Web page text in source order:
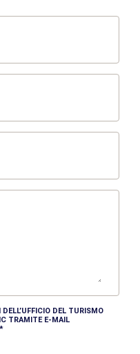
DEL TURISMO
TRAMITE E-MAIL